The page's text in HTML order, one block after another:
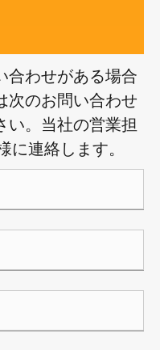
合わせがある場合
次のお問い合わせ
い。当社の営業担
に連絡します。